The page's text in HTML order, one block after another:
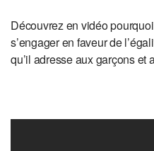
Découvrez en vidéo
s’engager en faveur de
qu’il adresse aux garçons et